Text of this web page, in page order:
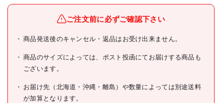
ブランド名 TRUSCO
商品名
TRUSCO ツールワゴン ドル
フィン用ハンドル部材セット
型式
メーカー希望小売価格 2890円(税抜)
ご注文前に必ずご確認下さい
商品発送後のキャンセル・返品はお受け出来ません。
商品のサイズによっては、ポスト投函にてお届けする商品も
ございます。
お届け先（北海道・沖縄・離島）や数量によっては別途送料
が加算となります。